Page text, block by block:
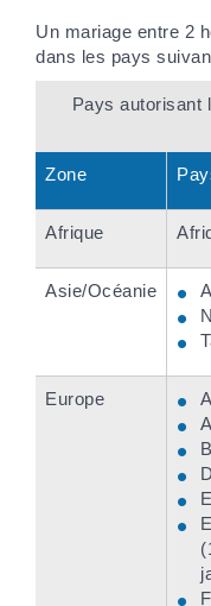
Un mariage entre 2
dans les pays
Pays autorisant
Zone
Afrique
Asie/Océanie
Europe